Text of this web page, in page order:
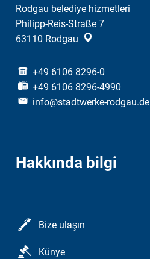
Rodgau belediye hizmetleri
Philipp-Reis-Straße 7
63110 Rodgau
+49 6106 8296-0
+49 6106 8296-4990
info@stadtwerke-rodgau.de
Hakkında bilgi
Bize ulaşın
Künye